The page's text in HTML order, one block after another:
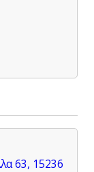
63, 15236